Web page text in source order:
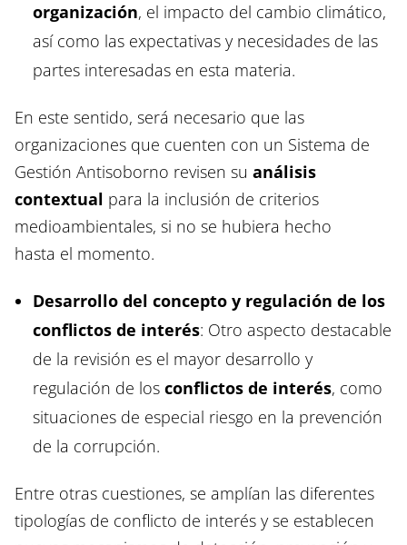
organización, el impacto del cambio climático,
así como las expectativas y necesidades de las
partes interesadas en esta materia.
En este sentido, será necesario que las
organizaciones que cuenten con un Sistema de
Gestión Antisoborno revisen su análisis
contextual para la inclusión de criterios
medioambientales, si no se hubiera hecho
hasta el momento.
Desarrollo del concepto y regulación de los
conflictos de interés: Otro aspecto destacable
de la revisión es el mayor desarrollo y
regulación de los conflictos de interés, como
situaciones de especial riesgo en la prevención
de la corrupción.
Entre otras cuestiones, se amplían las diferentes
tipologías de conflicto de interés y se establecen